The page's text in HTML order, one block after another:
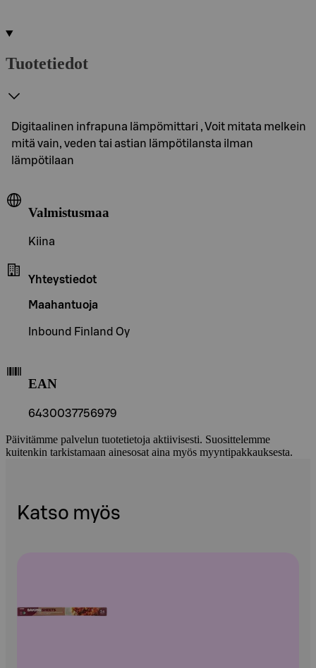
Tuotetiedot
Digitaalinen infrapuna lämpömittari , Voit mitata melkein
mitä vain, veden tai astian lämpötilansta ilman
lämpötilaan
Valmistusmaa
Kiina
Yhteystiedot
Maahantuoja
Inbound Finland Oy
EAN
6430037756979
Päivitämme palvelun tuotetietoja aktiivisesti. Suosittelemme
kuitenkin tarkistamaan ainesosat aina myös myyntipakkauksesta.
Katso myös